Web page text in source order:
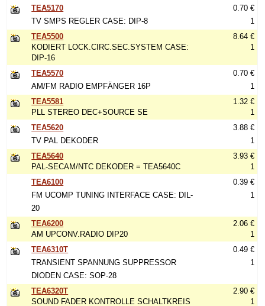
TEA5170
TV SMPS REGLER CASE: DIP-8
0.70 €
1
TEA5500
KODIERT LOCK.CIRC.SEC.SYSTEM CASE:
DIP-16
8.64 €
1
TEA5570
AM/FM RADIO EMPFÄNGER 16P
0.70 €
1
TEA5581
PLL STEREO DEC+SOURCE SE
1.32 €
1
TEA5620
TV PAL DEKODER
3.88 €
1
TEA5640
PAL-SECAM/NTC DEKODER = TEA5640C
3.93 €
1
TEA6100
FM UCOMP TUNING INTERFACE CASE: DIL-
20
0.39 €
1
TEA6200
AM UPCONV.RADIO DIP20
2.06 €
1
TEA6310T
TRANSIENT SPANNUNG SUPPRESSOR
DIODEN CASE: SOP-28
0.49 €
1
TEA6320T
SOUND FADER KONTROLLE SCHALTKREIS
2.90 €
1